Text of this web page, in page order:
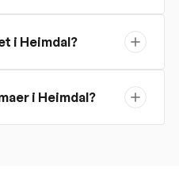
i Heimdal?
i Heimdal?